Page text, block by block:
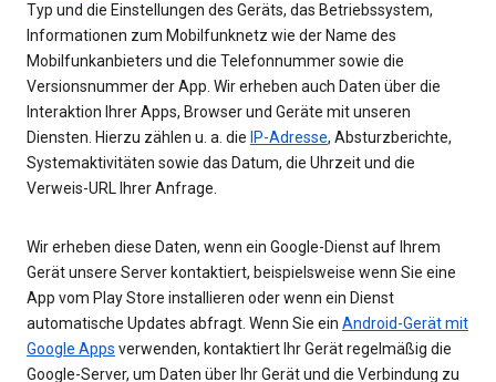
Typ und die Einstellungen des Geräts, das Betriebssystem,
Informationen zum Mobilfunknetz wie der Name des
Mobilfunkanbieters und die Telefonnummer sowie die
Versionsnummer der App. Wir erheben auch Daten über die
Interaktion Ihrer Apps, Browser und Geräte mit unseren
Diensten. Hierzu zählen u. a. die IP-Adresse, Absturzberichte,
Systemaktivitäten sowie das Datum, die Uhrzeit und die
Verweis-URL Ihrer Anfrage.
Wir erheben diese Daten, wenn ein Google-Dienst auf Ihrem
Gerät unsere Server kontaktiert, beispielsweise wenn Sie eine
App vom Play Store installieren oder wenn ein Dienst
automatische Updates abfragt. Wenn Sie ein Android-Gerät mit
Google Apps verwenden, kontaktiert Ihr Gerät regelmäßig die
Google-Server, um Daten über Ihr Gerät und die Verbindung zu